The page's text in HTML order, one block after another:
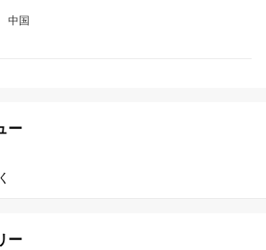
中国
ー
ー